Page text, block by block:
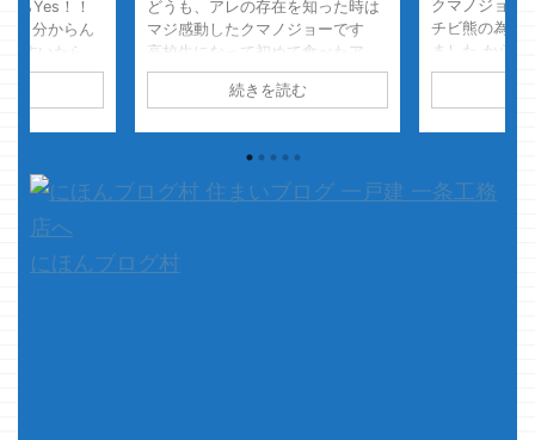
知った時は
ジョーです
食べたア
家の牛丼を
よって言わ
のは牛丼の
ましたｗ
...
クマノジョーです 先日、嫁様が
チビ熊の為にこんなものを購入し
ました からからつみき108 240
枚入 100%天然素材知育 パズル 木
のおもちゃ 家族 子供 シンプル み
楽天で購入 何の変哲も無い、木
の板っ切れの カラカラつみき108
びからは自由なおもちゃ 子供も大
人も一緒に超遊べるオモチャなの
続きを読む
座って言われ
スクねって言
って返され
はっ？って
た &n ...
にほんブログ村